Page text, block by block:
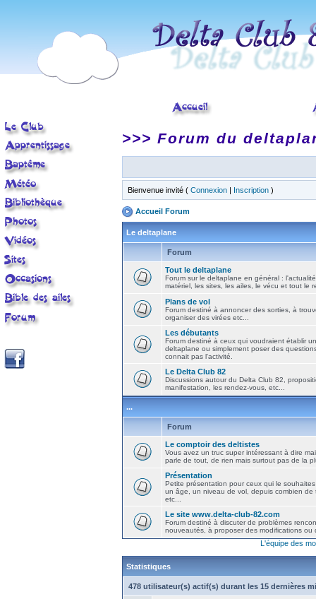
>>> Forum du
Bienvenue invité ( Connexion | Inscription )
Accueil Forum
Le deltaplane
Forum
Tout le deltaplane
Forum sur le deltaplane en général :
matériel, les sites, les ailes, le vécu et tout le
Plans de vol
Forum destiné à annoncer des sorties, à
organiser des virées etc...
Les débutants
Forum destiné à ceux qui voudraient établir
deltaplane ou simplement poser des
connait pas l'activité.
Le Delta Club 82
Discussions autour du Delta Club 82,
manifestation, les rendez-vous, etc...
...
Forum
Le comptoir des deltistes
Vous avez un truc super intéressant à dire
parle de tout, de rien mais surtout pas de la
Présentation
Petite présentation pour ceux qui le
un âge, un niveau de vol, depuis combien de
etc...
Le site www.delta-club-82.com
Forum destiné à discuter de problèmes
nouveautés, à proposer des modifications ou
L'équipe des
Statistiques
478 utilisateur(s) actif(s) durant les 15 dernières